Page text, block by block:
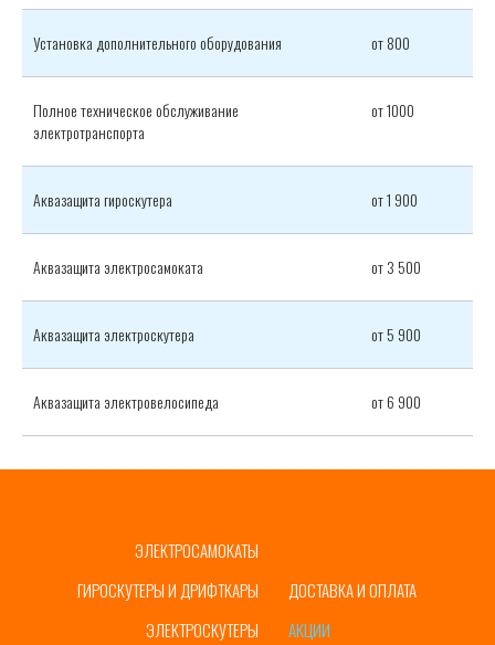
Установка дополнительного оборудования от 800
Полное техническое обслуживание
электротранспорта
от 1000
Аквазащита гироскутера от 1 900
Аквазащита электросамоката от 3 500
Аквазащита электроскутера от 5 900
Аквазащита электровелосипеда от 6 900
ЭЛЕКТРОСАМОКАТЫ
ГИРОСКУТЕРЫ И ДРИФТКАРЫ
ЭЛЕКТРОСКУТЕРЫ
ДОСТАВКА И ОПЛАТА
АКЦИИ